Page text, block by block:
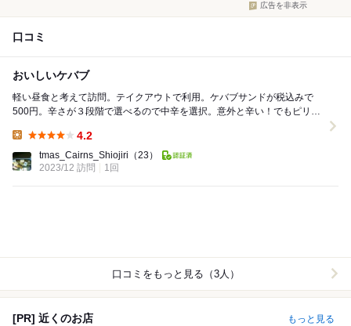
広告を非表示
口コミ
おいしいケバブ
軽い昼食と考えて訪問。テイクアウトで利用。ケバブサンドが税込みで
500円。辛さが３段階で選べるので中辛を選択。意外と辛い！でもピリピ
4.2
tmas_Cairns_Shiojiri （23）
2023/12 訪問
1回
口コミをもっと見る（3人）
[PR] 近くのお店 もっと見る